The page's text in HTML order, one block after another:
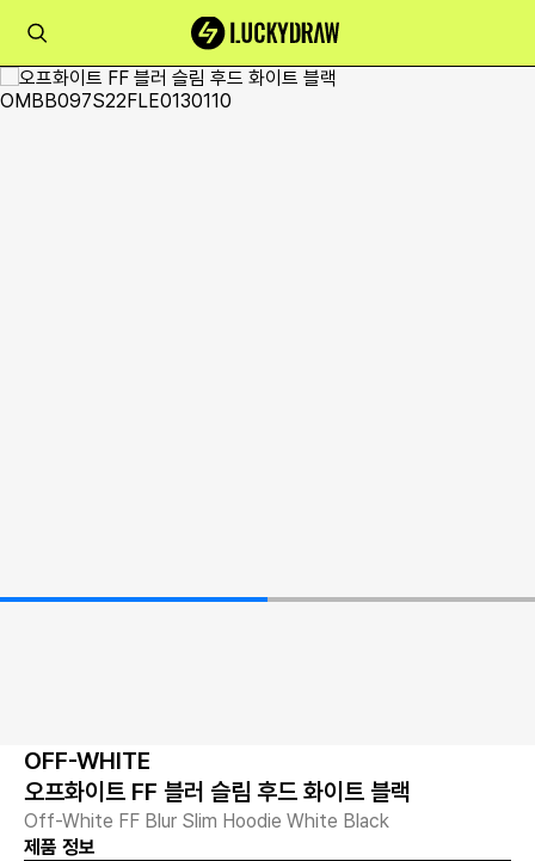
OFF-WHITE
오프화이트 FF 블러 슬림 후드 화이트 블랙
Off-White FF Blur Slim Hoodie White Black
제품 정보